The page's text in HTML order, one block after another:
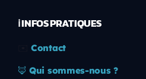
ℹ️ INFOS PRATIQUES
Contact
🦊 Qui sommes-nous ?